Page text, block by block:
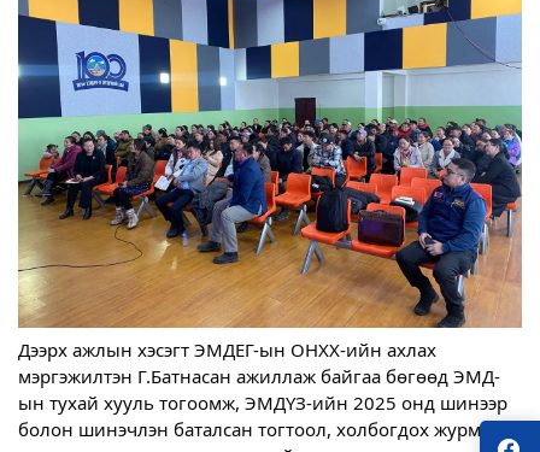
Дээрх ажлын хэсэгт ЭМДЕГ-ын ОНХХ-ийн ахлах
мэргэжилтэн Г.Батнасан ажиллаж байгаа бөгөөд ЭМД-
ын тухай хууль тогоомж, ЭМДҮЗ-ийн 2025 онд шинээр
болон шинэчлэн баталсан тогтоол, холбогдох журмыг